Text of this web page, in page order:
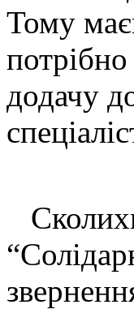
Тому
додачу